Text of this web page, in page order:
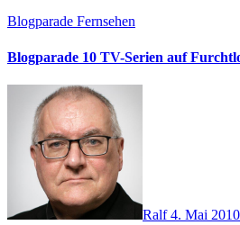
Blogparade Fernsehen
Blogparade 10 TV-Serien auf
Ralf4. Mai 2010